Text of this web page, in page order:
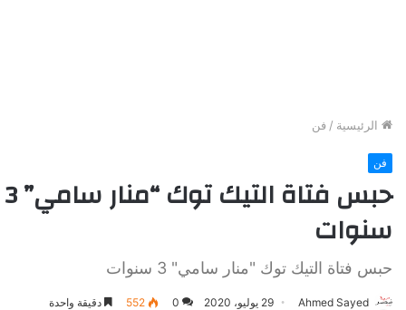
الرئيسية / فن
فن
حبس فتاة التيك توك “منار سامي” 3
سنوات
حبس فتاة التيك توك "منار سامي" 3 سنوات
Ahmed Sayed 29 يوليو، 2020 0
552 دقيقة واحدة